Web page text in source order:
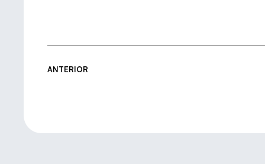
ANTERIOR